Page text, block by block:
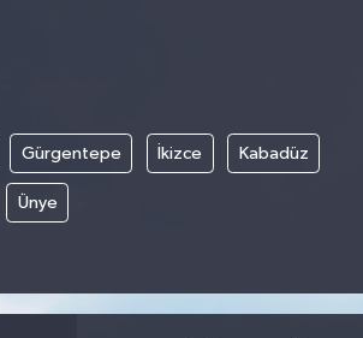
Gürgentepe İkizce Kabadüz
Ünye